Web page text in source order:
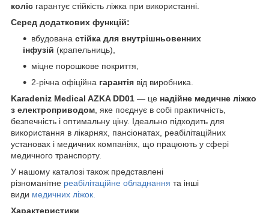
коліс гарантує стійкість ліжка при використанні.
Серед додаткових функцій:
вбудована стійка для внутрішньовенних
інфузій (крапельниць),
міцне порошкове покриття,
2-річна офіційна гарантія від виробника.
Karadeniz Medical AZKA DD01 — це надійне медичне ліжко
з електроприводом , яке поєднує в собі практичність,
безпечність і оптимальну ціну. Ідеально підходить для
використання в лікарнях, пансіонатах, реабілітаційних
установах і медичних компаніях, що працюють у сфері
медичного транспорту.
У нашому каталозі також представлені
різноманітне реабілітаційне обладнання та інші
види медичних ліжок.
Характеристики